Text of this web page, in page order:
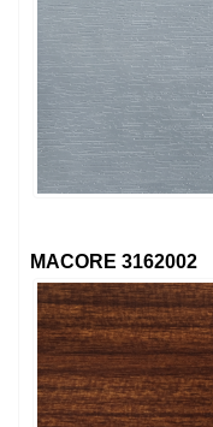
MACORE 3162002